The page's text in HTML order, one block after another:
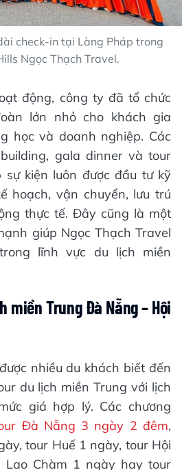
check-in tại Làng Pháp trong
Ngọc Thạch Travel.
động, công ty đã tổ chức
lớn nhỏ cho khách gia
học và doanh nghiệp. Các
gala dinner và tour
sự kiện luôn được đầu tư kỹ
hoạch, vận chuyển, lưu trú
thực tế. Đây cũng là một
giúp Ngọc Thạch Travel
lĩnh vực du lịch miền
miền Trung Đà Nẵng – Hội
nhiều du khách biết đến
du lịch miền Trung với lịch
giá hợp lý. Các chương
Đà Nẵng 3 ngày 2 đêm,
tour Huế 1 ngày, tour Hội
Lao Chàm 1 ngày hay tour